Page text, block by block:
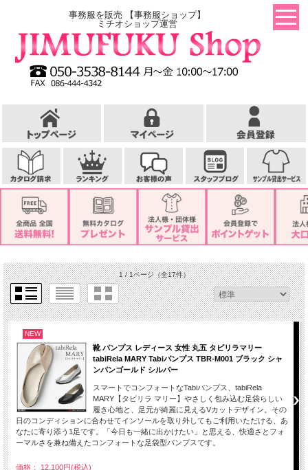
事務服を販売 【事務服ショップ】
ミチオショップ運営
1 / 1ページ（全17件）
NEW
靴 パンプス レディース 女性 丸五 タビリラマリー
tabiRela MARY Tabiパンプス TBR-M001 ブラック シャ
ンパンゴールド シルバー
スマートでコンフォートなTabiパンプス、tabiRela
MARY【タビリラ マリー】やさしく包み込む足袋らしい
履き心地と、足元が綺麗に見えるVカットデザイン。その
日のコンディションに合わせてインソールを取り外してもご利用いただける、あ
なたに寄り添う1足です。「今日も一緒に出かけたい」と思える、快適さとフォ
ーマルさを兼ね備えたコンフォートな足袋型パンプスです。
価格： 12,100円(税込)